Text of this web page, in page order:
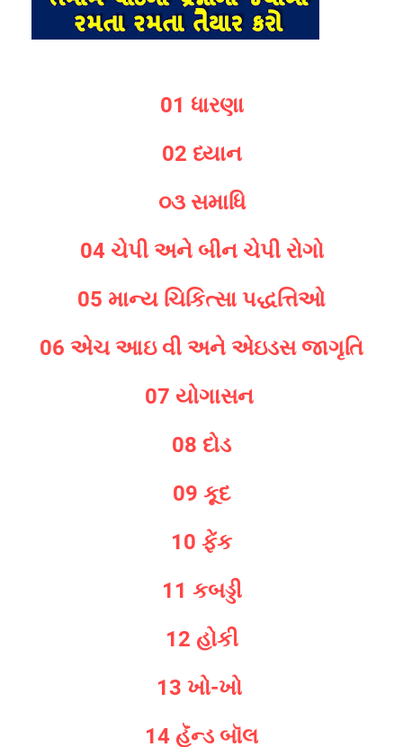
01 ધારણા
02 ધ્યાન
૦૩ સમાધિ
04 ચેપી અને બીન ચેપી રોગો
05 માન્ય ચિકિત્સા પદ્ધત્તિઓ
06 એચ આઇ વી અને એઇડસ જાગૃતિ
07 યોગાસન
08 દોડ
09 કૂદ
10 ફેંક
11 કબડ્ડી
12 હોકી
13 ખો-ખો
14 હૅંન્ડ બૉલ